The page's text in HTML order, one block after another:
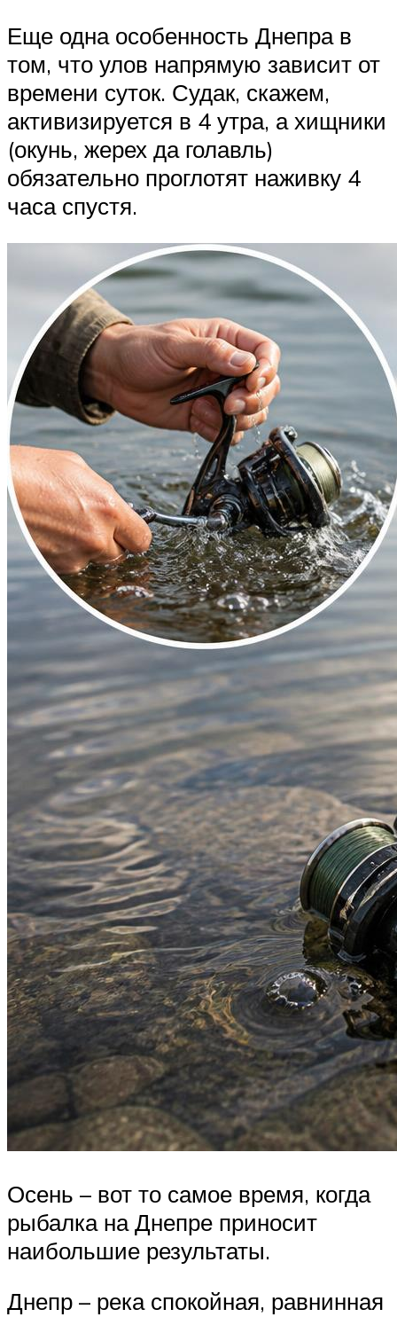
Еще одна особенность Днепра в
том, что улов напрямую зависит от
времени суток. Судак, скажем,
активизируется в 4 утра, а хищники
(окунь, жерех да голавль)
обязательно проглотят наживку 4
часа спустя.
Осень – вот то самое время, когда
рыбалка на Днепре приносит
наибольшие результаты.
Днепр – река спокойная, равнинная